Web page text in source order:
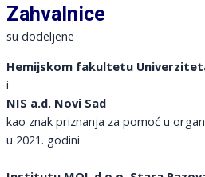
Zahvalnice
su dodeljene
Hemijskom fakultetu
i
NIS a.d. Novi Sad
kao znak priznanja za pomoć u
u 2021. godini